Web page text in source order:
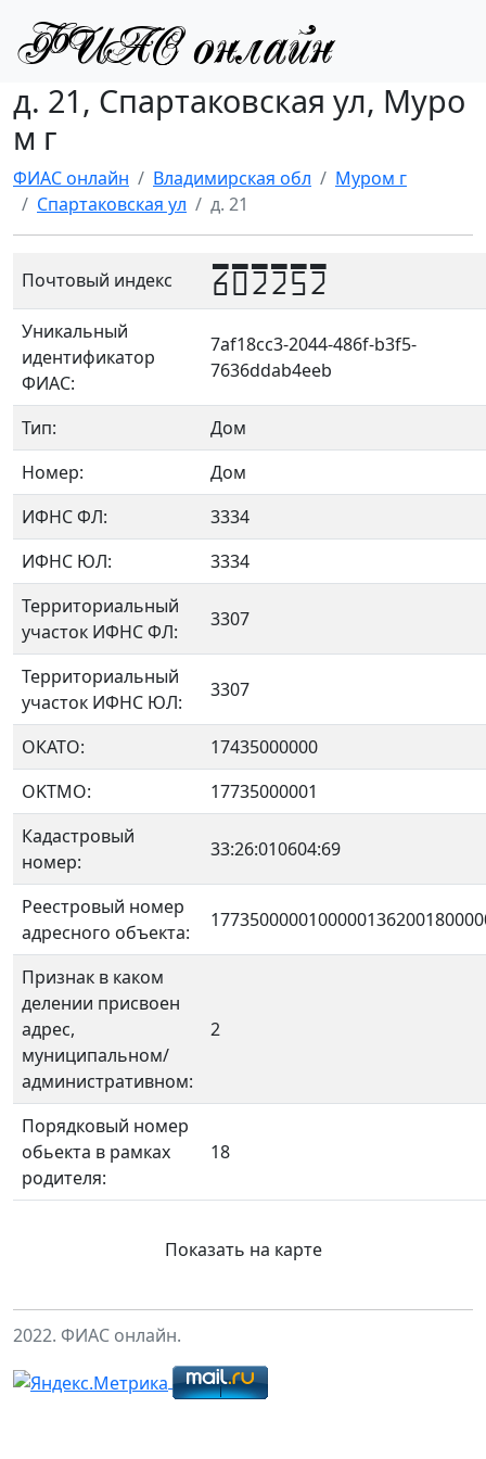
д. 21, Спартаковская ул, Муро
м г
ФИАС онлайн Владимирская обл
Муром г
Спартаковская ул
д. 21
Почтовый индекс 602252
Уникальный
идентификатор
ФИАС:
7af18cc3-2044-486f-b3f5-
7636ddab4eeb
Тип:
Дом
Номер:
Дом
ИФНС ФЛ:
3334
ИФНС ЮЛ:
3334
Территориальный
участок ИФНС ФЛ:
3307
Территориальный
участок ИФНС ЮЛ:
3307
ОКАТО:
17435000000
OKTMO:
17735000001
Кадастровый
номер:
33:26:010604:69
Реестровый номер
адресного объекта:
Признак в каком
делении присвоен
адрес,
муниципальном/
административном:
2
Порядковый номер
обьекта в рамках
родителя:
18
Показать на карте
2022. ФИАС онлайн.